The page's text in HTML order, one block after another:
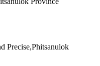
Precise,Phitsanulok